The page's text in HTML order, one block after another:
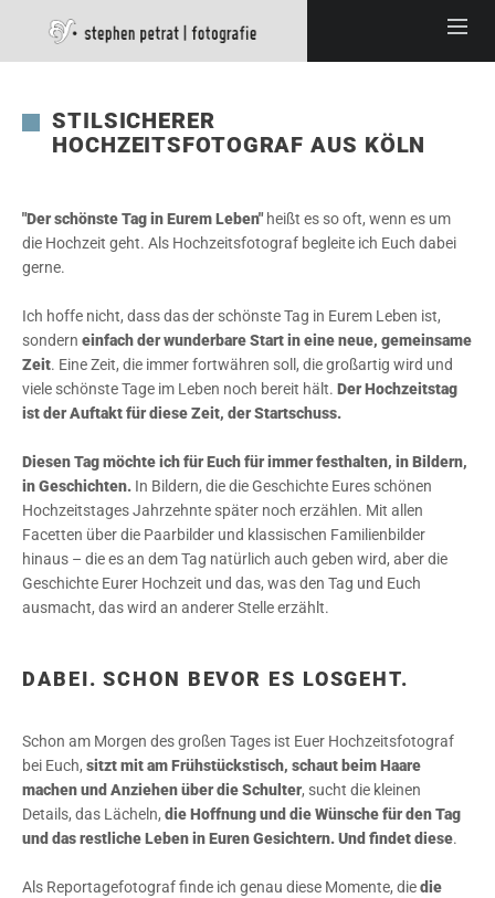
STILSICHERER
HOCHZEITSFOTOGRAF AUS KÖLN
"Der schönste Tag in Eurem Leben"heißt es so oft, wenn es um
die Hochzeit geht. Als Hochzeitsfotograf begleite ich Euch dabei
gerne.
Ich hoffe nicht, dass das der schönste Tag in Eurem Leben ist,
sondern einfach der wunderbare Start in eine neue, gemeinsame
Zeit. Eine Zeit, die immer fortwähren soll, die großartig wird und
viele schönste Tage im Leben noch bereit hält. Der Hochzeitstag
ist der Auftakt für diese Zeit, der Startschuss.
Diesen Tag möchte ich für Euch für immer festhalten, in Bildern,
in Geschichten. In Bildern, die die Geschichte Eures schönen
Hochzeitstages Jahrzehnte später noch erzählen. Mit allen
Facetten über die Paarbilder und klassischen Familienbilder
hinaus – die es an dem Tag natürlich auch geben wird, aber die
Geschichte Eurer Hochzeit und das, was den Tag und Euch
ausmacht, das wird an anderer Stelle erzählt.
DABEI. SCHON BEVOR ES LOSGEHT.
Schon am Morgen des großen Tages ist Euer Hochzeitsfotograf
bei Euch, sitzt mit am Frühstückstisch, schaut beim Haare
machen und Anziehen über die Schulter, sucht die kleinen
Details, das Lächeln, die Hoffnung und die Wünsche für den Tag
und das restliche Leben in Euren Gesichtern. Und findet diese.
Als Reportagefotograf finde ich genau diese Momente, diedie